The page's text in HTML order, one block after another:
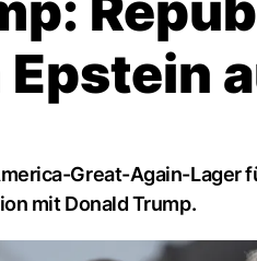
Great-Again-Lager
mit Donald Trump.